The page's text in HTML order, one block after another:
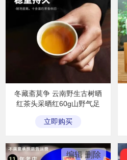
冬藏斋莫争 云南野生古树晒
红茶头采晒红60g山野气足
立即购买
立即购买编辑 删除